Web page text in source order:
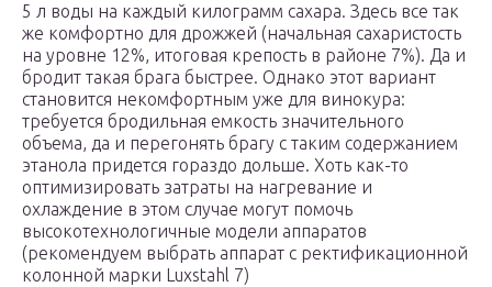
5 л воды на каждый килограмм сахара. Здесь все так
же комфортно для дрожжей (начальная сахаристость
на уровне 12%, итоговая крепость в районе 7%). Да и
бродит такая брага быстрее. Однако этот вариант
становится некомфортным уже для винокура:
требуется бродильная емкость значительного
объема, да и перегонять брагу с таким содержанием
этанола придется гораздо дольше. Хоть как-то
оптимизировать затраты на нагревание и
охлаждение в этом случае могут помочь
высокотехнологичные модели аппаратов
(рекомендуем выбрать аппарат с ректификационной
колонной марки Luxstahl 7)